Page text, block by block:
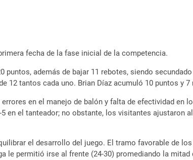
fecha de la fase inicial de la competencia.
además de bajar 11 rebotes, siendo
12 tantos cada uno. Brian Díaz acumuló 10 puntos y 7
en el manejo de balón y falta de efectividad en
en el tanteador; no obstante, los visitantes ajustaron
el desarrollo del juego. El tramo favorable de
le permitió irse al frente (24-30) promediando la